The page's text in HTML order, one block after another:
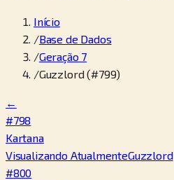
Início
/Base de Dados
/Geração 7
/Guzzlord (#799)
←
#798
Kartana
Visualizando AtualmenteGuzzlord
#800